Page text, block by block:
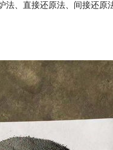
、直接还原法、间接还